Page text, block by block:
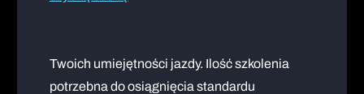
Twoich umiejętności jazdy. Ilość szkolenia
potrzebna do osiągnięcia standardu